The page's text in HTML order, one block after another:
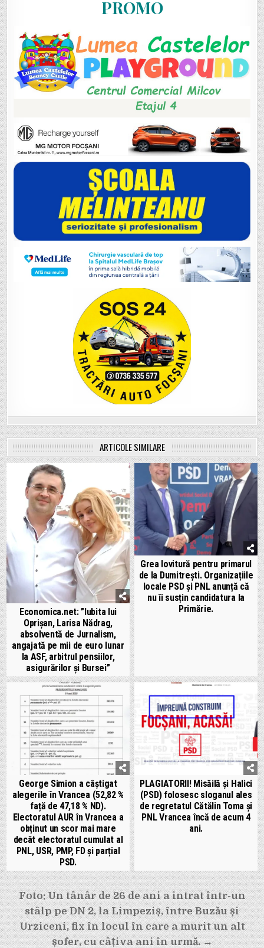
PROMO
ARTICOLE SIMILARE
Economica.net: ”Iubita lui
Oprișan, Larisa Nădrag,
absolventă de Jurnalism,
angajată pe mii de euro lunar
la ASF, arbitrul pensiilor,
asigurărilor și Bursei”
Grea lovitură pentru primarul
de la Dumitrești. Organizațiile
locale PSD și PNL anunță că
nu îi susțin candidatura la
Primărie.
George Simion a câștigat
alegerile în Vrancea (52,82 %
față de 47,18 % ND).
Electoratul AUR în Vrancea a
obținut un scor mai mare
decât electoratul cumulat al
PNL, USR, PMP, FD și parțial
PSD.
PLAGIATORII! Misăilă și Halici
(PSD) folosesc sloganul ales
de regretatul Cătălin Toma și
PNL Vrancea încă de acum 4
ani.
Navigare
în
articole
Foto: Un tânâr de 26 de ani a intrat într-un
stâlp pe DN 2, la Limpeziș, între Buzău și
Urziceni, fix în locul în care a murit un alt
șofer, cu câțiva ani în urmă. →